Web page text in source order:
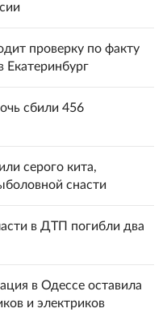
проверку по факту
Екатеринбург
сбили 456
серого кита,
снасти
в ДТП погибли два
в Одессе оставила
и электриков